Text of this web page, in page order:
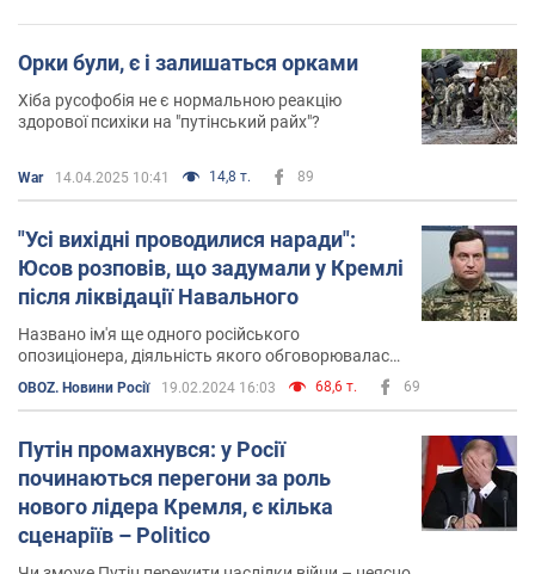
Орки були, є і залишаться орками
Хіба русофобія не є нормальною реакцію
здорової психіки на "путінський райх"?
War 14.04.2025 10:41 14,8 т. 89
"Усі вихідні проводилися наради":
Юсов розповів, що задумали у Кремлі
після ліквідації Навального
Названо ім'я ще одного російського
опозиціонера, діяльність якого обговорювалась
OBOZ. Новини Росії 19.02.2024 16:03 68,6 т. 69
Путін промахнувся: у Росії
починаються перегони за роль
нового лідера Кремля, є кілька
сценаріїв – Politico